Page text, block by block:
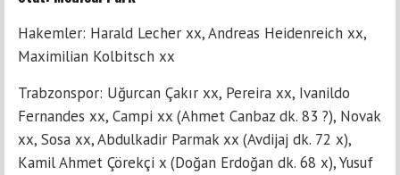
Hakemler: Harald Lecher xx, Andreas Heidenreich xx,
Maximilian Kolbitsch xx
Trabzonspor: Uğurcan Çakır xx, Pereira xx, Ivanildo
Fernandes xx, Campi xx (Ahmet Canbaz dk. 83 ?), Novak
xx, Sosa xx, Abdulkadir Parmak xx (Avdijaj dk. 72 x),
Kamil Ahmet Çörekçi x (Doğan Erdoğan dk. 68 x), Yusuf